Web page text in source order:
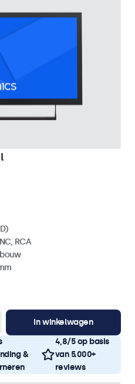
RCA
In winkelwagen
&
4,8/5 op basis
van 5.000+
reviews